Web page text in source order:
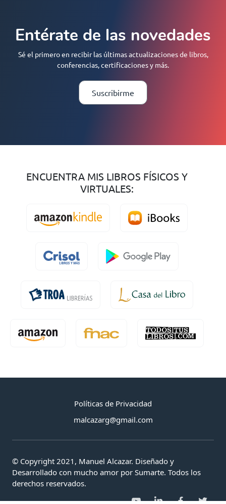
Entérate de las novedades
Sé el primero en recibir las últimas actualizaciones de libros,
conferencias, certificaciones y más.
Suscribirme
ENCUENTRA MIS LIBROS FÍSICOS Y
VIRTUALES:
Políticas de Privacidad
malcazarg@gmail.com
© Copyright 2021, Manuel Alcazar. Diseñado y
Desarrollado con mucho amor por Sumarte. Todos los
derechos reservados.